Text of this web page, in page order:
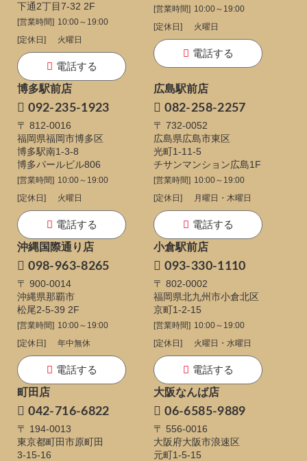
下通2丁目7-32 2F
[営業時間] 10:00～19:00
[定休日]
火曜日
電話する
[営業時間] 10:00～19:00
[定休日]
火曜日
電話する
博多駅前店
092-235-1923
〒 812-0016
福岡県福岡市博多区
博多駅南1-3-8
博多パールビル806
[営業時間] 10:00～19:00
[定休日]
火曜日
電話する
広島駅前店
082-258-2257
〒 732-0052
広島県広島市東区
光町1-11-5
チサンマンション広島1F
[営業時間] 10:00～19:00
[定休日]
月曜日・木曜日
電話する
沖縄国際通り店
098-963-8265
〒 900-0014
沖縄県那覇市
松尾2-5-39 2F
[営業時間] 10:00～19:00
[定休日]
年中無休
電話する
小倉駅前店
093-330-1110
〒 802-0002
福岡県北九州市小倉北区
京町1-2-15
[営業時間] 10:00～19:00
[定休日]
火曜日・水曜日
電話する
町田店
042-716-6822
〒 194-0013
東京都町田市原町田
3-15-16
大阪なんば店
06-6585-9889
〒 556-0016
大阪府大阪市浪速区
元町1-5-15